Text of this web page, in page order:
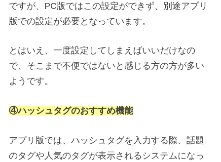
ですが、PC版ではこの設定ができず、別途アプリ
版での設定が必要となっています。
とはいえ、一度設定してしまえばいいだけなの
で、そこまで不便ではないと感じる方の方が多い
ようです。
④ハッシュタグのおすすめ機能
アプリ版では、ハッシュタグを入力する際、話題
のタグや人気のタグが表示されるシステムになっ